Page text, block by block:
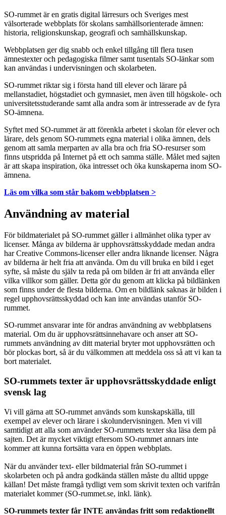
SO-rummet är en gratis digital lärresurs och Sveriges mest
välsorterade webbplats för skolans samhällsorienterade ämnen:
historia, religionskunskap, geografi och samhällskunskap.
Webbplatsen ger dig snabb och enkel tillgång till flera tusen
ämnestexter och pedagogiska filmer samt tusentals SO-länkar som
kan användas i undervisningen och skolarbeten.
SO-rummet riktar sig i första hand till elever och lärare på
mellanstadiet, högstadiet och gymnasiet, men även till högskole- och
universitetsstuderande samt alla andra som är intresserade av de fyra
SO-ämnena.
Syftet med SO-rummet är att förenkla arbetet i skolan för elever och
lärare, dels genom SO-rummets egna material i olika ämnen, dels
genom att samla merparten av alla bra och fria SO-resurser som
finns utspridda på Internet på ett och samma ställe. Målet med sajten
är att skapa inspiration, öka intresset och öka kunskaperna inom SO-
ämnena.
Läs om vilka som står bakom webbplatsen >
Användning av material
För bildmaterialet på SO-rummet gäller i allmänhet olika typer av
licenser. Många av bilderna är upphovsrättsskyddade medan andra
har Creative Commons-licenser eller andra liknande licenser. Några
av bilderna är helt fria att använda. Om du vill bruka en bild i eget
syfte, så måste du själv ta reda på om bilden är fri att använda eller
vilka villkor som gäller. Detta gör du genom att klicka på bildlänken
som finns under de flesta bilderna. Om en bildlänk saknas är bilden i
regel upphovsrättsskyddad och kan inte användas utanför SO-
rummet.
SO-rummet ansvarar inte för andras användning av webbplatsens
material. Om du är upphovsrättsinnehavare och anser att SO-
rummets användning av ditt material bryter mot upphovsrätten och
bör plockas bort, så är du välkommen att meddela oss så att vi kan ta
bort materialet.
SO-rummets texter är upphovsrättsskyddade enligt
svensk lag
Vi vill gärna att SO-rummet används som kunskapskälla, till
exempel av elever och lärare i skolundervisningen. Men vi vill
samtidigt att alla som använder SO-rummets texter ska läsa dem på
sajten. Det är mycket viktigt eftersom SO-rummet annars inte
kommer att kunna fortsätta vara en öppen webbplats.
När du använder text- eller bildmaterial från SO-rummet i
skolarbeten och på andra godkända ställen måste du alltid uppge
källan! Det måste framgå tydligt vem som skrivit texten och varifrån
materialet kommer (SO-rummet.se, inkl. länk).
SO-rummets texter får INTE användas fritt som redaktionellt